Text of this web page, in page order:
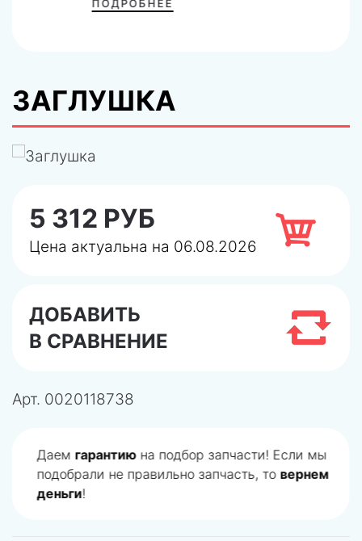
ПОДРОБНЕЕ
ЗАГЛУШКА
5 312 РУБ
Цена актуальна на 06.08.2026
ДОБАВИТЬ
В СРАВНЕНИЕ
Арт. 0020118738
Даем гарантию на подбор запчасти! Если мы
подобрали не правильно запчасть, то вернем
деньги!